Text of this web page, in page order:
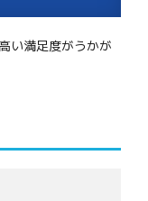
い満足度がうかが